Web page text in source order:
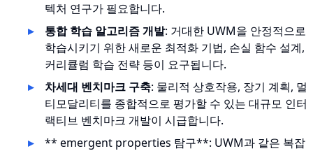
텍처 연구가 필요합니다.
통합 학습 알고리즘 개발: 거대한 UWM을 안정적으로
학습시키기 위한 새로운 최적화 기법, 손실 함수 설계,
커리큘럼 학습 전략 등이 요구됩니다.
차세대 벤치마크 구축: 물리적 상호작용, 장기 계획, 멀
티모달리티를 종합적으로 평가할 수 있는 대규모 인터
랙티브 벤치마크 개발이 시급합니다.
** emergent properties 탐구**: UWM과 같은 복잡